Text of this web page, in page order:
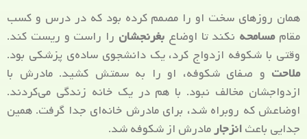
همان روزهای سخت او را مصمم کرده بود که در درس و کسب
مقاممسامحه نکند تا اوضاع بغرنجشان را راست و ریست کند.
وقتی با شکوفه ازدواج کرد، یک دانشجوی ساده‌ی پزشکی بود.
ملاحت و صفای شکوفه، او را به سمتش کشید. مادرش با
ازدواجشان مخالف نبود. با هم در یک خانه زندگی می‌کردند.
اوضاعش که روبراه شد، برای مادرش خانه‌ای جدا گرفت. همین
جدایی‌ باعثانزجارمادرش از شکوفه شد.